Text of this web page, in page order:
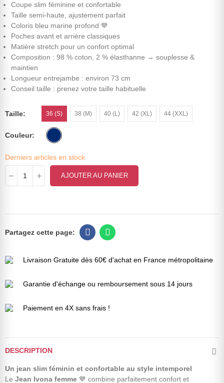
Coupe slim féminine et confortable
Taille semi-haute, ajustement parfait
Coloris bleu marine profond 💙
Poches avant et arrière classiques
Matière stretch pour un confort optimal
Composition : 98 % coton, 2 % élasthanne → souplesse &
maintien
Longueur entrejambe : environ 73 cm
Conseil taille : prenez votre taille habituelle
Taille 36 (S) 38 (M) 40 (L) 42 (XL) 44 (XXL)
Couleur
Derniers articles en stock
AJOUTER AU PANIER
Livraison Gratuite dès 60€ d'achat en France métropolitaine
Garantie d'échange ou remboursement sous 14 jours
Paiement en 4X sans frais !
DESCRIPTION
Un jean slim féminin et confortable au style intemporel
Le Jean Ivona femme 💙 combine parfaitement confort et